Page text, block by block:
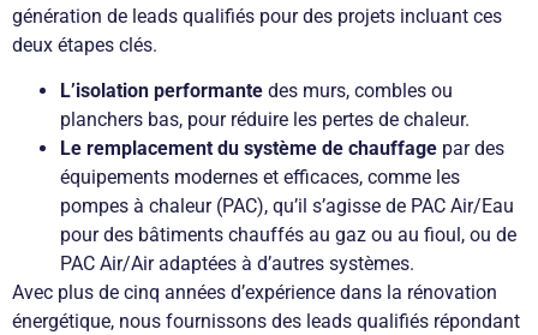
génération de leads qualifiés pour des projets incluant ces
deux étapes clés.
L’isolation performante des murs, combles ou
planchers bas, pour réduire les pertes de chaleur.
Le remplacement du système de chauffage par des
équipements modernes et efficaces, comme les
pompes à chaleur (PAC), qu’il s’agisse de PAC Air/Eau
pour des bâtiments chauffés au gaz ou au fioul, ou de
PAC Air/Air adaptées à d’autres systèmes.
Avec plus de cinq années d’expérience dans la rénovation
énergétique, nous fournissons des leads qualifiés répondant